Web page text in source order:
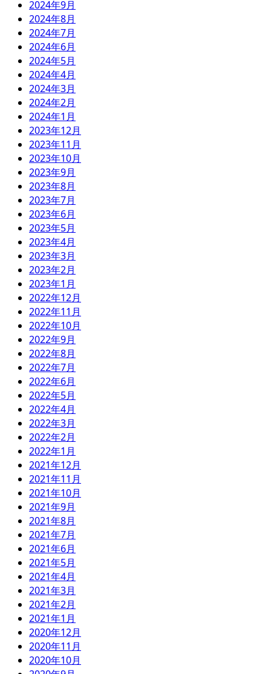
2024年9月
2024年8月
2024年7月
2024年6月
2024年5月
2024年4月
2024年3月
2024年2月
2024年1月
2023年12月
2023年11月
2023年10月
2023年9月
2023年8月
2023年7月
2023年6月
2023年5月
2023年4月
2023年3月
2023年2月
2023年1月
2022年12月
2022年11月
2022年10月
2022年9月
2022年8月
2022年7月
2022年6月
2022年5月
2022年4月
2022年3月
2022年2月
2022年1月
2021年12月
2021年11月
2021年10月
2021年9月
2021年8月
2021年7月
2021年6月
2021年5月
2021年4月
2021年3月
2021年2月
2021年1月
2020年12月
2020年11月
2020年10月